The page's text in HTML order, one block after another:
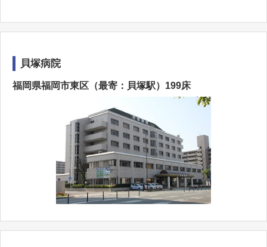
貝塚病院
福岡県福岡市東区（最寄：貝塚駅）199床